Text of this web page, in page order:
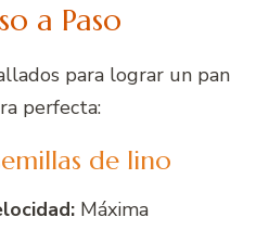
a Paso
para lograr un pan
perfecta:
de lino
Máxima